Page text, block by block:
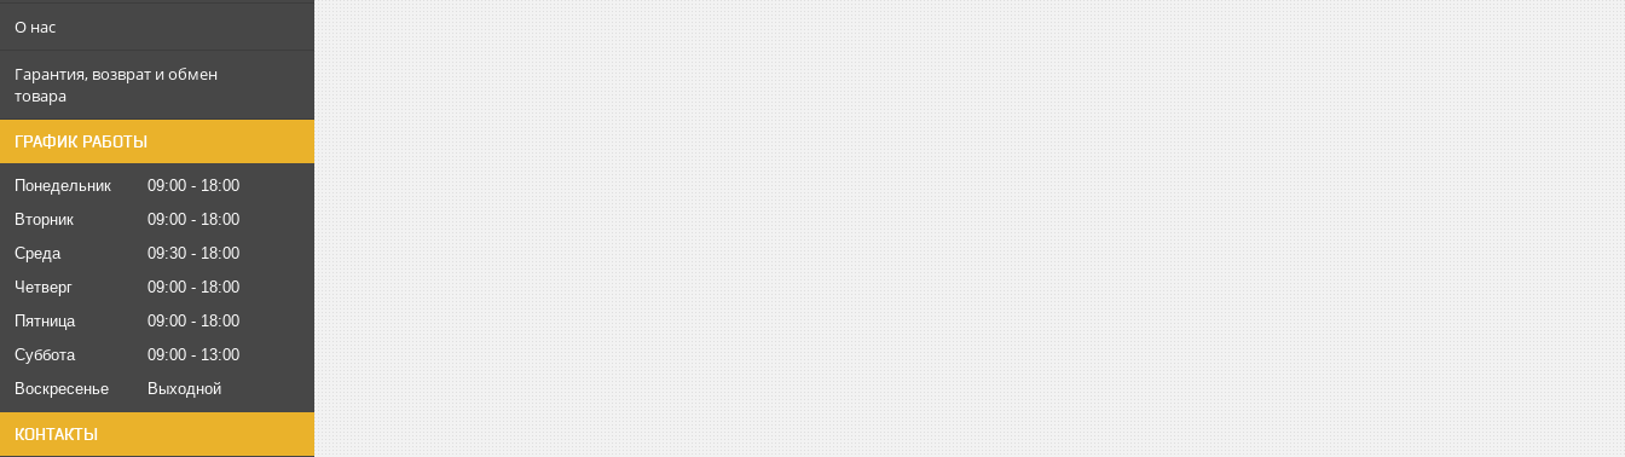
О нас
Гарантия, возврат и обмен
товара
ГРАФИК РАБОТЫ
Понедельник 09:00
18:00
Вторник
09:00
18:00
Среда
09:30
18:00
Четверг
09:00
18:00
Пятница
09:00
18:00
Суббота
09:00
13:00
Воскресенье
Выходной
КОНТАКТЫ